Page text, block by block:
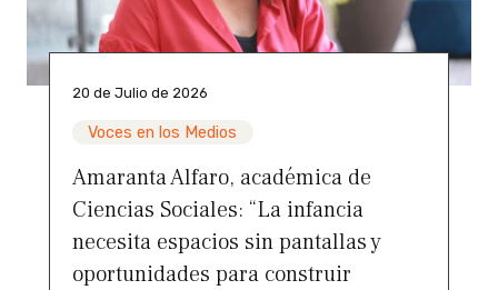
20 de Julio de 2026
Voces en los Medios
Amaranta Alfaro, académica de
Ciencias Sociales: “La infancia
necesita espacios sin pantallas y
oportunidades para construir